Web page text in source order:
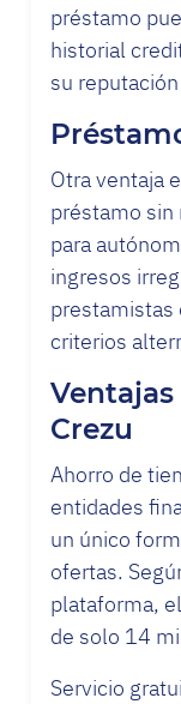
préstamo
historial
su
Otra ventaja
préstamo sin
para
ingresos
prestamistas
criterios
Crezu
Ahorro de
entidades
un único
ofertas.
plataforma,
de solo 14
Servicio